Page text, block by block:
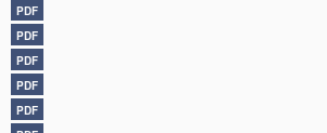
PDF
PDF
PDF
PDF
PDF